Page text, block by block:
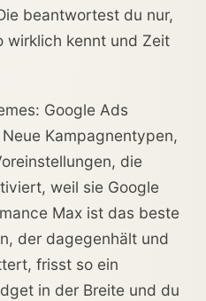
beantwortest du nur,
wirklich kennt und Zeit
Google Ads
Kampagnentypen,
die
weil sie Google
Max ist das beste
der dagegenhält und
frisst so ein
in der Breite und du